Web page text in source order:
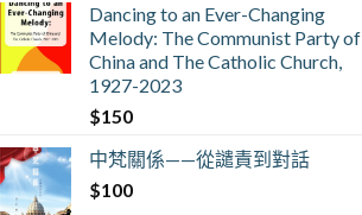
Dancing to an Ever-Changing
Melody: The Communist Party of
China and The Catholic Church,
1927-2023
$150
中梵關係——從譴責到對話
$100